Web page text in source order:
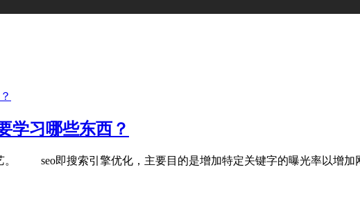
学习哪些东西？
。 seo即搜索引擎优化，主要目的是增加特定关键字的曝光率以增加